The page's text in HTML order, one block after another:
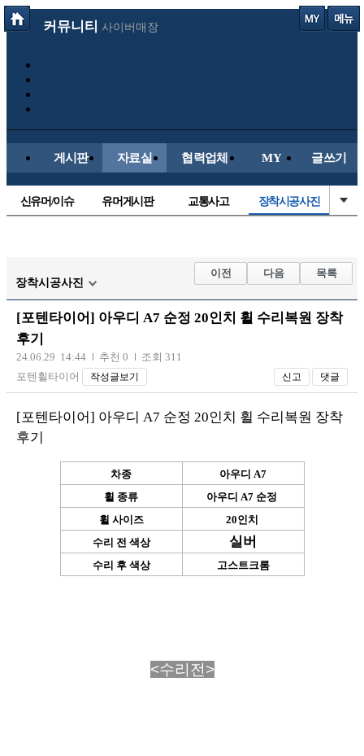
커뮤니티 사이버매장
게시판 자료실 협력업체 MY 글쓰기
신유머/이슈 유머게시판 교통사고 장착시공사진
레이싱모델 자유사진
군사/무기
오토바이
장착시공사진
이전 다음 목록
[포텐타이어] 아우디 A7 순정 20인치 휠 수리복원 장착
후기
24.06.29 14:44 추천 0
조회 311
포텐휠타이어
작성글보기 신고 댓글
[포텐타이어] 아우디 A7 순정 20인치 휠 수리복원 장착
후기
차종
아우디 A7
휠 종류
아우디 A7 순정
휠 사이즈
20인치
수리 전 색상
실버
수리 후 색상 고스트크롬
<수리전>